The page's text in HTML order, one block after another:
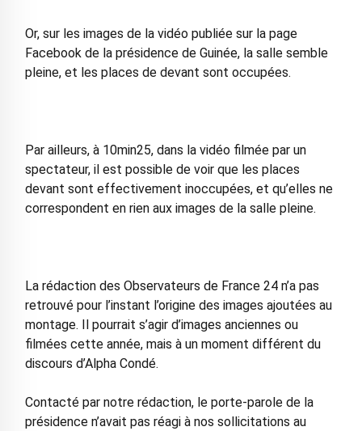
Or, sur les images de la vidéo publiée sur la page
Facebook de la présidence de Guinée, la salle semble
pleine, et les places de devant sont occupées.
Par ailleurs, à 10min25, dans la vidéo filmée par un
spectateur, il est possible de voir que les places
devant sont effectivement inoccupées, et qu’elles ne
correspondent en rien aux images de la salle pleine.
La rédaction des Observateurs de France 24 n’a pas
retrouvé pour l’instant l’origine des images ajoutées au
montage. Il pourrait s’agir d’images anciennes ou
filmées cette année, mais à un moment différent du
discours d’Alpha Condé.
Contacté par notre rédaction, le porte-parole de la
présidence n’avait pas réagi à nos sollicitations au